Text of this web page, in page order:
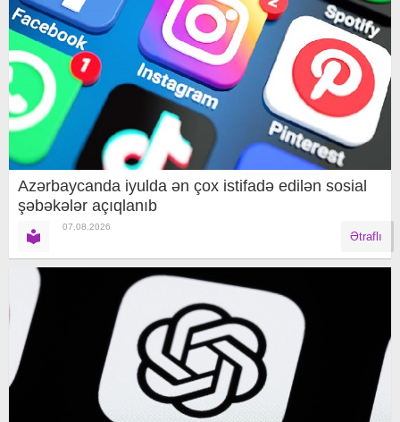
Azərbaycanda iyulda ən çox istifadə edilən sosial
şəbəkələr açıqlanıb
07.08.2026
Ətraflı